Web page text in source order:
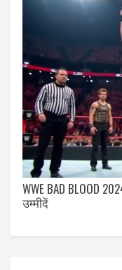
WWE BAD BLOOD
उम्मीदें